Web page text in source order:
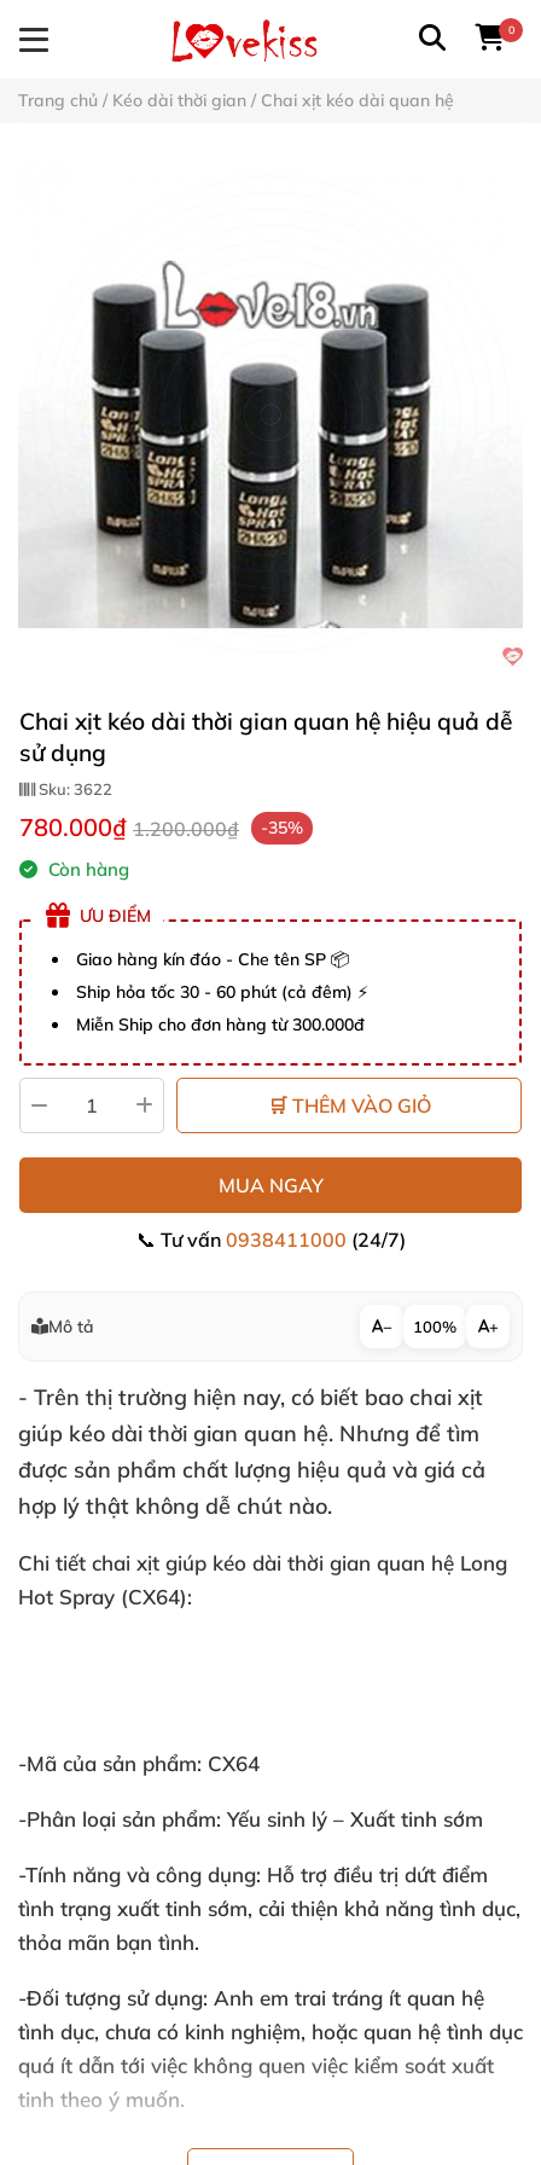
0
Trang chủ / Kéo dài thời gian / Chai xịt kéo dài quan hệ
Chai xịt kéo dài thời gian quan hệ hiệu quả dễ
sử dụng
Sku:3622
780.000₫ 1.200.000₫ -35%
Còn hàng
ƯU ĐIỂM
Giao hàng kín đáo - Che tên SP 📦
Ship hỏa tốc 30 - 60 phút (cả đêm) ⚡
Miễn Ship cho đơn hàng từ 300.000đ
🛒 THÊM VÀO GIỎ
MUA NGAY
📞 Tư vấn 0938411000 (24/7)
Mô tả − 100% +
- Trên thị trường hiện nay, có biết bao chai xịt
giúp kéo dài thời gian quan hệ. Nhưng để tìm
được sản phẩm chất lượng hiệu quả và giá cả
hợp lý thật không dễ chút nào.
Chi tiết chai xịt giúp kéo dài thời gian quan hệ Long
Hot Spray (CX64):
-Mã của sản phẩm: CX64
-Phân loại sản phẩm: Yếu sinh lý – Xuất tinh sớm
-Tính năng và công dụng: Hỗ trợ điều trị dứt điểm
tình trạng xuất tinh sớm, cải thiện khả năng tình dục,
thỏa mãn bạn tình.
-Đối tượng sử dụng: Anh em trai tráng ít quan hệ
tình dục, chưa có kinh nghiệm, hoặc quan hệ tình dục
quá ít dẫn tới việc không quen việc kiểm soát xuất
tinh theo ý muốn.
-Dung lượng: 10 ml